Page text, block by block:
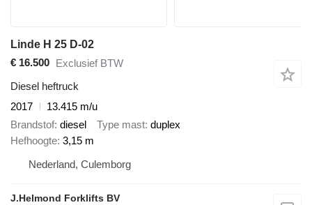
Linde H 25 D-02
€ 16.500 Exclusief BTW
Diesel heftruck
2017
13.415 m/u
Brandstof diesel Type mast duplex
Hefhoogte 3,15 m
Nederland, Culemborg
J.Helmond Forklifts BV